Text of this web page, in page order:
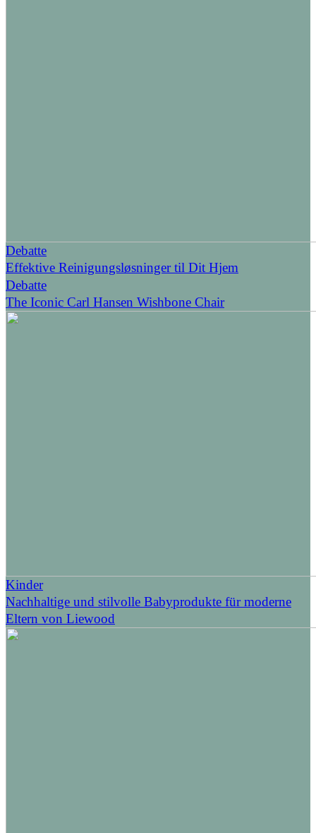
Debatte
Effektive Reinigungsløsninger til Dit Hjem
Debatte
The Iconic Carl Hansen Wishbone Chair
Kinder
Nachhaltige und stilvolle Babyprodukte für moderne
Eltern von Liewood